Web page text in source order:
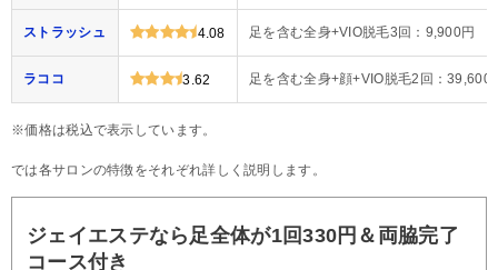
ストラッシュ 4.08 足を含む全身+VIO脱毛3回：9,900円
ラココ 3.62 足を含む全身+顔+VIO脱毛2回：39,600
※価格は税込で表示しています。
では各サロンの特徴をそれぞれ詳しく説明します。
ジェイエステなら足全体が1回330円＆両脇完了
コース付き